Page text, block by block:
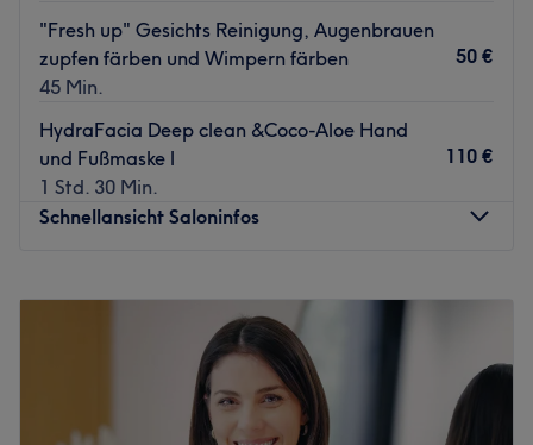
aufgehoben und kann die locker-freundliche Atmosphäre
genießen. Dabei ist auf eine tolle Qualität zu fairen
Preisen Verlass. Was will man da mehr?
Zurück zur Salonansicht
"Fresh up" Gesichts Reinigung, Augenbrauen
zupfen färben und Wimpern färben
45 Min.
50 €
HydraFacia Deep clean &Coco-Aloe Hand
und Fußmaske l
1 Std. 30 Min.
110 €
Schnellansicht Saloninfos
16:00
20:00
Samstag
20:00